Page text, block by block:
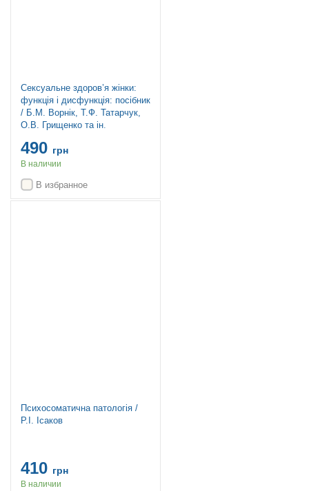
Сексуальне здоров’я жінки:
функція і дисфункція: посібник
/ Б.М. Ворнік, Т.Ф. Татарчук,
О.В. Грищенко та ін.
490 грн
В наличии
В избранное
Психосоматична патологія /
Р.І. Ісаков
410 грн
В наличии